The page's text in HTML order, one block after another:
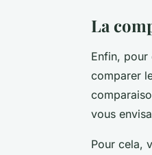
La
Enfin, pour
comparer
vous
Pour cela,